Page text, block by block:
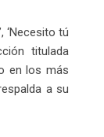
‘Necesito tú
titulada
en los más
a su